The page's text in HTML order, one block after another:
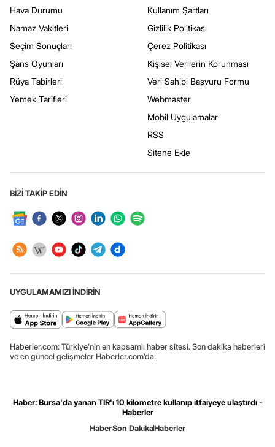
Hava Durumu
Namaz Vakitleri
Seçim Sonuçları
Şans Oyunları
Rüya Tabirleri
Yemek Tarifleri
Kullanım Şartları
Gizlilik Politikası
Çerez Politikası
Kişisel Verilerin Korunması
Veri Sahibi Başvuru Formu
Webmaster
Mobil Uygulamalar
RSS
Sitene Ekle
BİZİ TAKİP EDİN
UYGULAMAMIZI İNDİRİN
Haberler.com: Türkiye’nin en kapsamlı haber sitesi. Son dakika haberleri
ve en güncel gelişmeler Haberler.com’da.
Haber: Bursa'da yanan TIR'ı 10 kilometre kullanıp itfaiyeye ulaştırdı -
Haberler
HaberSon DakikaHaberler